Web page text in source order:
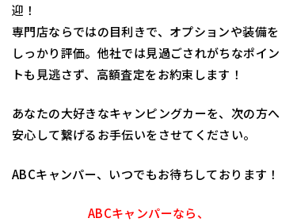
迎！
専門店ならではの目利きで、オプションや装備を
しっかり評価。他社では見過ごされがちなポイン
トも見逃さず、 高額査定をお約束します！
あなたの大好きなキャンピングカーを、 次の方へ
安心して繋げるお手伝いをさせてください。
ABCキャンパー、いつでもお待ちしております！
ABCキャンパーなら、